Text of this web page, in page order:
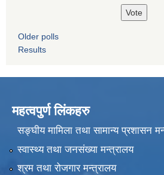
Older polls
Results
महत्वपुर्ण लिंकहरु
सङ्घीय मामिला तथा सामान्य प्रशासन
स्वास्थ्य तथा जनसंख्या मन्त्रालय
श्रम तथा रोजगार मन्त्रालय